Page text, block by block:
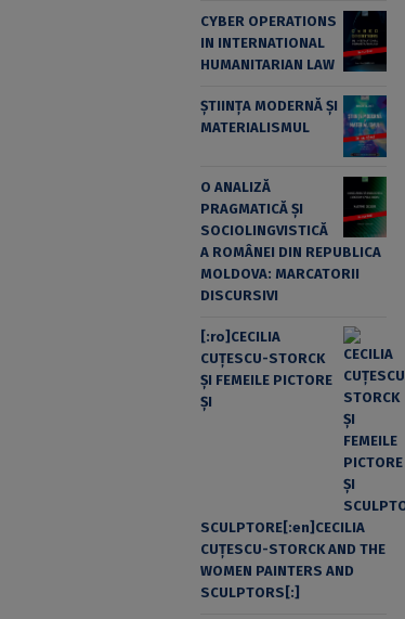
CYBER OPERATIONS
IN INTERNATIONAL
HUMANITARIAN LAW
ȘTIINȚA MODERNĂ ȘI
MATERIALISMUL
O ANALIZĂ
PRAGMATICĂ ȘI
SOCIOLINGVISTICĂ
A ROMÂNEI DIN REPUBLICA
MOLDOVA: MARCATORII
DISCURSIVI
[:ro]CECILIA
CUŢESCU-STORCK
ŞI FEMEILE PICTORE
ŞI
SCULPTORE[:en]CECILIA
CUŢESCU-STORCK AND THE
WOMEN PAINTERS AND
SCULPTORS[:]